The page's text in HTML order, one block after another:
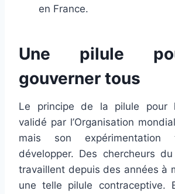
en France.
Une pilule
gouverner tous
Le principe de la pilule pour
validé par l’Organisation
mais son
développer. Des chercheurs
travaillent depuis des années à
une telle pilule contraceptive.